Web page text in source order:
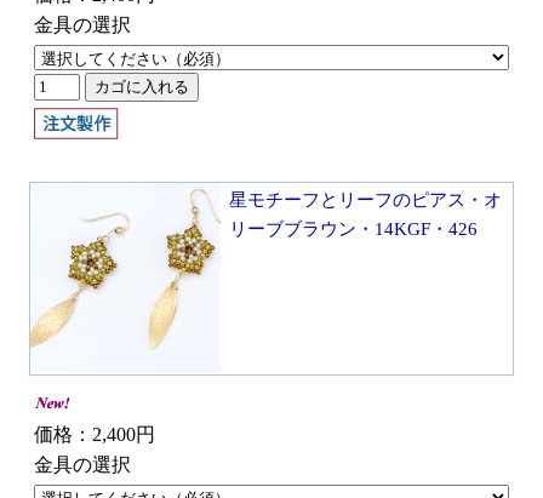
金具の選択
星モチーフとリーフのピアス・オ
リーブブラウン・14KGF・426
価格：2,400円
金具の選択